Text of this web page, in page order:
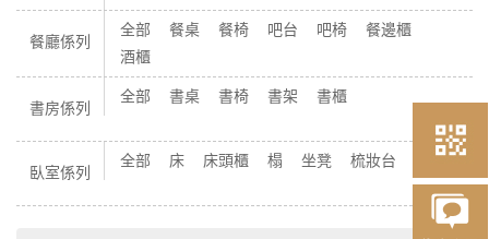
餐廳係列
全部 餐桌 餐椅 吧台 吧椅
餐邊櫃
酒櫃
書房係列
全部 書桌 書椅 書架 書櫃
臥室係列
全部 床 床頭櫃 榻 坐凳 梳妝台 櫃子